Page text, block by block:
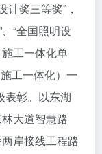
奖三等奖”，
“全国照明设
工一体化单
工一体化）一
表彰。以东湖
大道智慧路
岸接线工程路